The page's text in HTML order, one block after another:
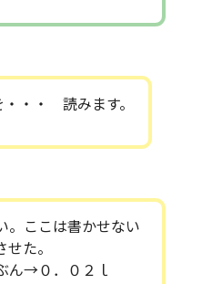
・・ 読みます。
。ここは書かせない
た。
→０．０２ｌ